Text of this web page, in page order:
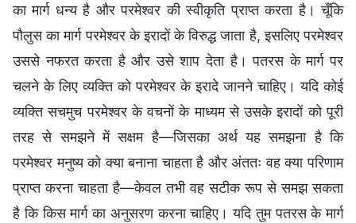
का मार्ग धन्य है और परमेश्वर की स्वीकृति प्राप्त करता है। चूँकि
पौलुस का मार्ग परमेश्वर के इरादों के विरुद्ध जाता है, इसलिए परमेश्वर
उससे नफरत करता है और उसे शाप देता है। पतरस के मार्ग पर
चलने के लिए व्यक्ति को परमेश्वर के इरादे जानने चाहिए। यदि कोई
व्यक्ति सचमुच परमेश्वर के वचनों के माध्यम से उसके इरादों को पूरी
तरह से समझने में सक्षम है—जिसका अर्थ यह समझना है कि
परमेश्वर मनुष्य को क्या बनाना चाहता है और अंततः वह क्या परिणाम
प्राप्त करना चाहता है—केवल तभी वह सटीक रूप से समझ सकता
है कि किस मार्ग का अनुसरण करना चाहिए। यदि तुम पतरस के मार्ग